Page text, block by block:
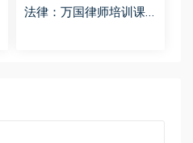
法律：万国律师培训课